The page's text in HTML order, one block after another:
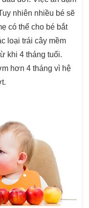
nhiên nhiều bé sẽ
có thể cho bé bắt
loại trái cây mềm
khi 4 tháng tuổi.
hơn 4 tháng vì hệ